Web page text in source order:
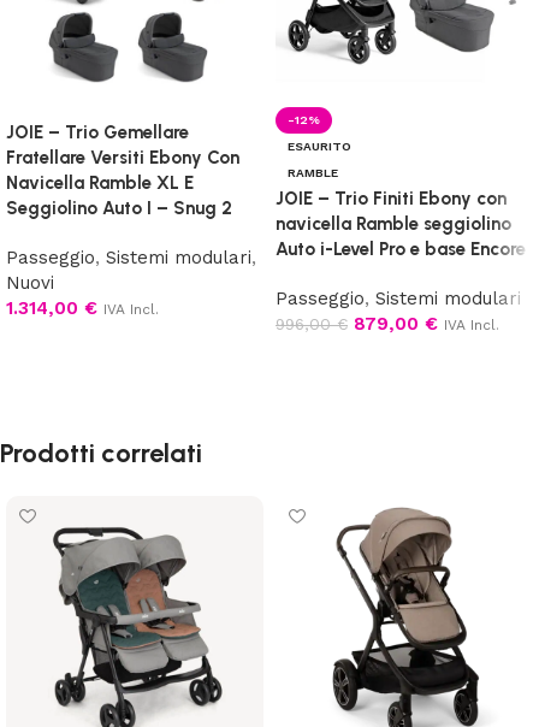
JOIE – Trio Gemellare
Fratellare Versiti Ebony Con
Navicella Ramble XL E
Seggiolino Auto I – Snug 2
Passeggio, Sistemi modulari,
Nuovi
1.314,00 € IVA Incl.
-12%
ESAURITO
RAMBLE
JOIE – Trio Finiti Ebony con
navicella Ramble seggiolino
Auto i-Level Pro e base Encore
Passeggio, Sistemi modulari
996,00€ 879,00 € IVA Incl.
Prodotti correlati